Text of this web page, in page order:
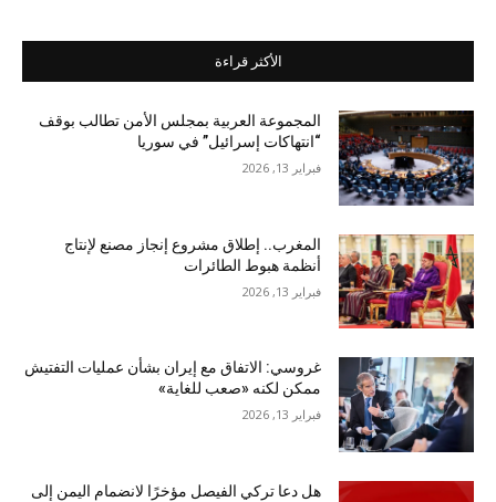
الأكثر قراءة
المجموعة العربية بمجلس الأمن تطالب بوقف
“انتهاكات إسرائيل” في سوريا
فبراير 13, 2026
المغرب.. إطلاق مشروع إنجاز مصنع لإنتاج
أنظمة هبوط الطائرات
فبراير 13, 2026
غروسي: الاتفاق مع إيران بشأن عمليات التفتيش
ممكن لكنه «صعب للغاية»
فبراير 13, 2026
هل دعا تركي الفيصل مؤخرًا لانضمام اليمن إلى